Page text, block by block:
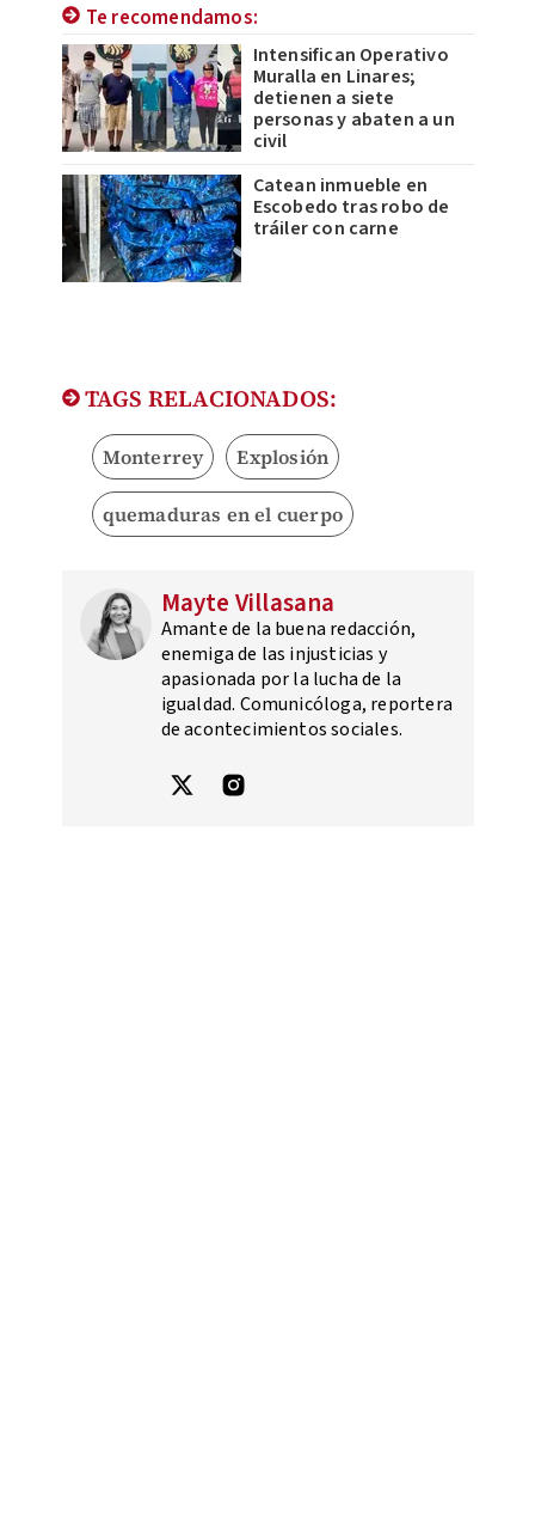
Te recomendamos:
Intensifican Operativo
Muralla en Linares;
detienen a siete
personas y abaten a un
civil
Catean inmueble en
Escobedo tras robo de
tráiler con carne
TAGS RELACIONADOS:
Monterrey Explosión
quemaduras en el cuerpo
Mayte Villasana
Amante de la buena redacción,
enemiga de las injusticias y
apasionada por la lucha de la
igualdad. Comunicóloga, reportera
de acontecimientos sociales.